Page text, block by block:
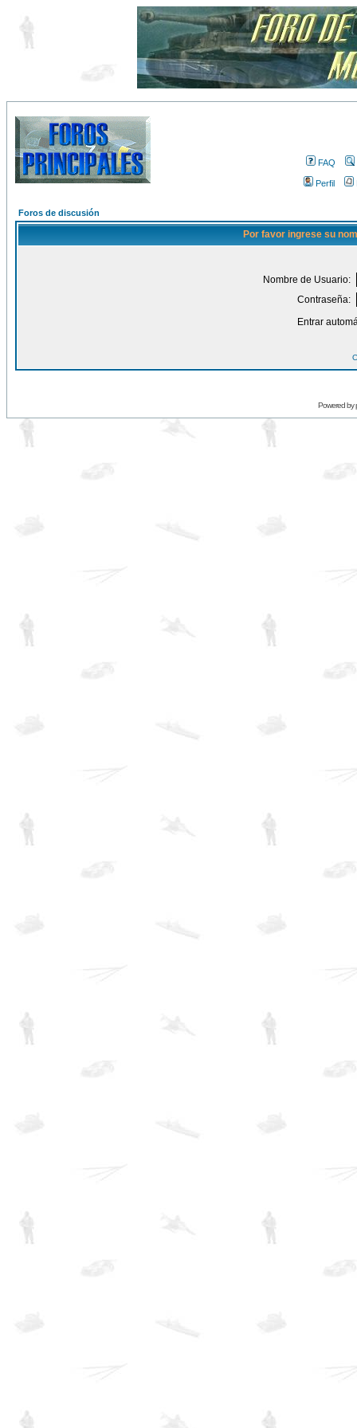
FAQ
Perfil
Foros de discusión
Por favor ingrese su
Nombre de Usuario:
Contraseña:
Entrar
Powered by